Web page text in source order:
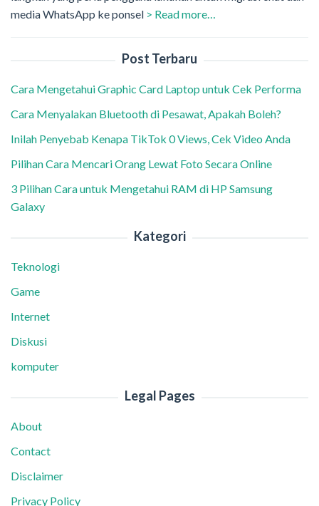
media WhatsApp ke ponsel > Read more…
Post Terbaru
Cara Mengetahui Graphic Card Laptop untuk Cek Performa
Cara Menyalakan Bluetooth di Pesawat, Apakah Boleh?
Inilah Penyebab Kenapa TikTok 0 Views, Cek Video Anda
Pilihan Cara Mencari Orang Lewat Foto Secara Online
3 Pilihan Cara untuk Mengetahui RAM di HP Samsung
Galaxy
Kategori
Teknologi
Game
Internet
Diskusi
komputer
Legal Pages
About
Contact
Disclaimer
Privacy Policy